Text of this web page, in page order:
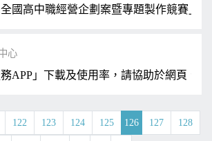
全國高中職經營企劃案暨專題製作競賽」
心
APP」下載及使用率，請協助於網頁、
122 123 124 125 126 127 128